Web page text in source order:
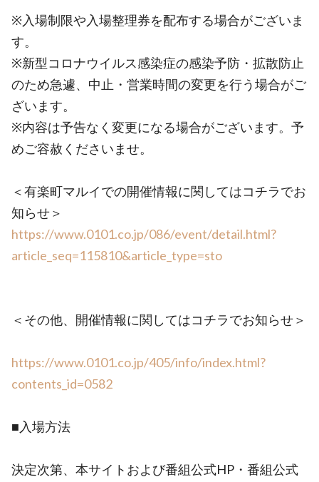
※入場制限や入場整理券を配布する場合がございま
す。
※新型コロナウイルス感染症の感染予防・拡散防止
のため急遽、中止・営業時間の変更を行う場合がご
ざいます。
※内容は予告なく変更になる場合がございます。予
めご容赦くださいませ。
＜有楽町マルイでの開催情報に関してはコチラでお
知らせ＞
https://www.0101.co.jp/086/event/detail.html?
article_seq=115810&article_type=sto
＜その他、開催情報に関してはコチラでお知らせ＞
https://www.0101.co.jp/405/info/index.html?
contents_id=0582
■入場方法
決定次第、本サイトおよび番組公式HP・番組公式